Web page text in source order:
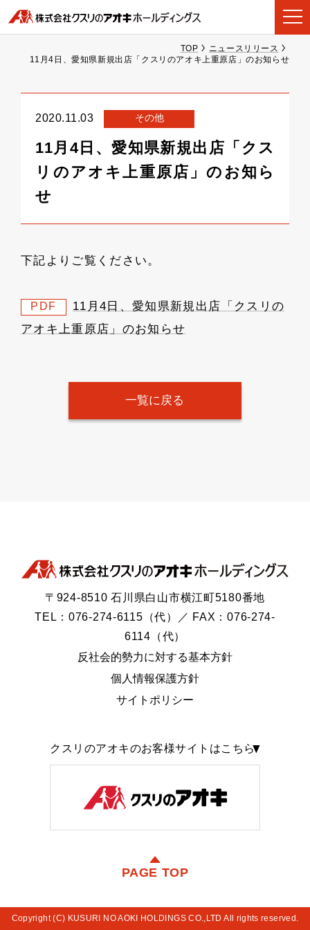
TOP
ニュースリリース
11月4日、愛知県新規出店「クスリのアオキ上重原店」のお知らせ
2020.11.03 その他
11月4日、愛知県新規出店「クス
リのアオキ上重原店」のお知ら
せ
下記よりご覧ください。
PDF
11月4日、愛知県新規出店「クスリの
アオキ上重原店」のお知らせ
一覧に戻る
〒924-8510 石川県白山市横江町5180番地
TEL：076-274-6115（代）／ FAX：076-274-
6114（代）
反社会的勢力に対する基本方針
個人情報保護方針
サイトポリシー
クスリのアオキのお客様サイトはこちら
PAGE TOP
Copyright (C) KUSURI NO AOKI HOLDINGS CO.,LTD All rights reserved.